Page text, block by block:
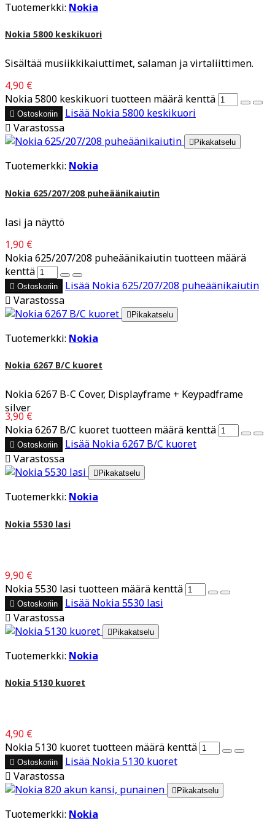
Tuotemerkki: Nokia
Nokia 5800 keskikuori
Sisältää musiikkikaiuttimet, salaman ja virtaliittimen.
4,90 €
Nokia 5800 keskikuori tuotteen määrä kenttä
 Ostoskoriin Lisää Nokia 5800 keskikuori
 Varastossa
 Pikakatselu
Tuotemerkki: Nokia
Nokia 625/207/208 puheäänikaiutin
lasi ja näyttö
1,90 €
Nokia 625/207/208 puheäänikaiutin tuotteen määrä
kenttä
 Ostoskoriin Lisää Nokia 625/207/208 puheäänikaiutin
 Varastossa
Pikakatselu
Tuotemerkki: Nokia
Nokia 6267 B/C kuoret
Nokia 6267 B-C Cover, Displayframe + Keypadframe
silver
3,90 €
Nokia 6267 B/C kuoret tuotteen määrä kenttä
 Ostoskoriin Lisää Nokia 6267 B/C kuoret
 Varastossa
 Pikakatselu
Tuotemerkki: Nokia
Nokia 5530 lasi
9,90 €
Nokia 5530 lasi tuotteen määrä kenttä
 Ostoskoriin Lisää Nokia 5530 lasi
 Varastossa
Pikakatselu
Tuotemerkki: Nokia
Nokia 5130 kuoret
4,90 €
Nokia 5130 kuoret tuotteen määrä kenttä
 Ostoskoriin Lisää Nokia 5130 kuoret
 Varastossa
 Pikakatselu
Tuotemerkki: Nokia